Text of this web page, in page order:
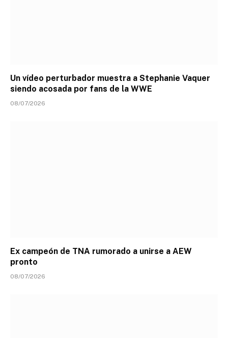
Un vídeo perturbador muestra a Stephanie Vaquer
siendo acosada por fans de la WWE
08/07/2026
Ex campeón de TNA rumorado a unirse a AEW
pronto
08/07/2026